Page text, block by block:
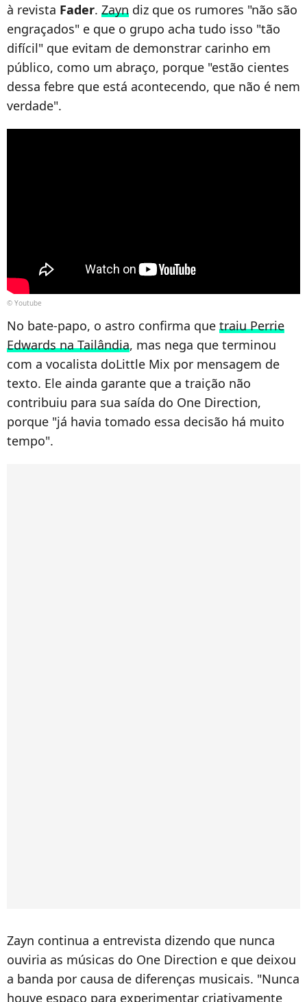
à revista Fader. Zayn diz que os rumores "não são
engraçados" e que o grupo acha tudo isso "tão
difícil" que evitam de demonstrar carinho em
público, como um abraço, porque "estão cientes
dessa febre que está acontecendo, que não é nem
verdade".
© Youtube
No bate-papo, o astro confirma que traiu Perrie
Edwards na Tailândia, mas nega que terminou
com a vocalista doLittle Mix por mensagem de
texto. Ele ainda garante que a traição não
contribuiu para sua saída do One Direction,
porque "já havia tomado essa decisão há muito
tempo".
Zayn continua a entrevista dizendo que nunca
ouviria as músicas do One Direction e que deixou
a banda por causa de diferenças musicais. "Nunca
houve espaço para experimentar criativamente